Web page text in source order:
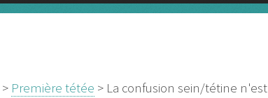
> Première tétée > La confusion sein/tétine n'est